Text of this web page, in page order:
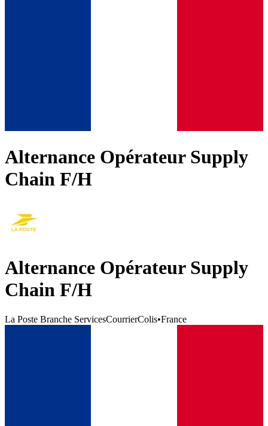
Alternance Opérateur Supply
Chain F/H
Alternance Opérateur Supply
Chain F/H
La Poste Branche ServicesCourrierColis•France